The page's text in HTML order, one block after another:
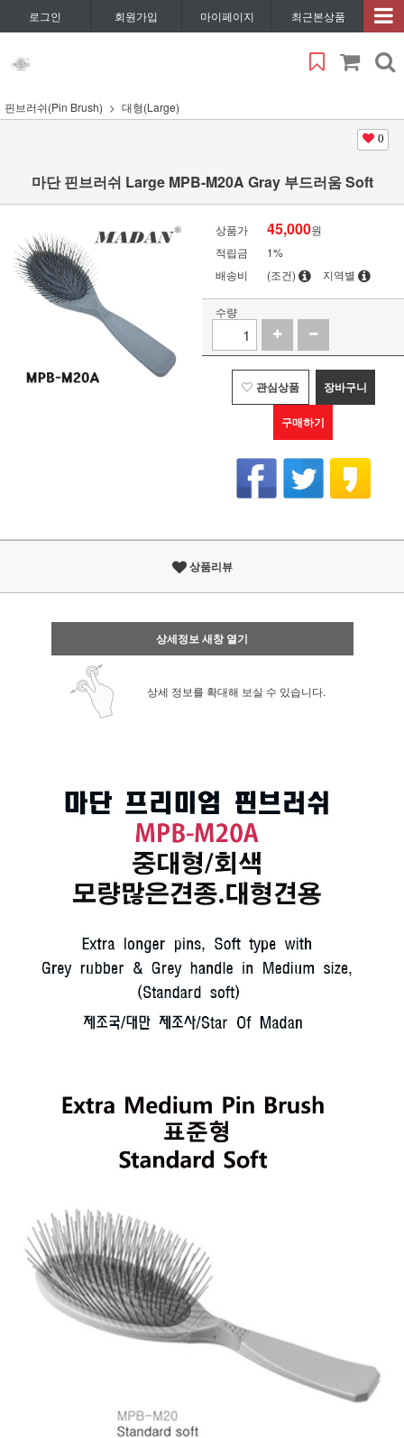
로그인 회원가입 마이페이지 최근본상품
핀브러쉬(Pin Brush) 대형(Large)
0
마단 핀브러쉬 Large MPB-M20A Gray 부드러움 Soft
상품가 45,000원
적립금
1%
배송비
(조건) 지역별
수량
관심상품 장바구니
구매하기
상품리뷰
상세정보 새창 열기
상세 정보를 확대해 보실 수 있습니다.